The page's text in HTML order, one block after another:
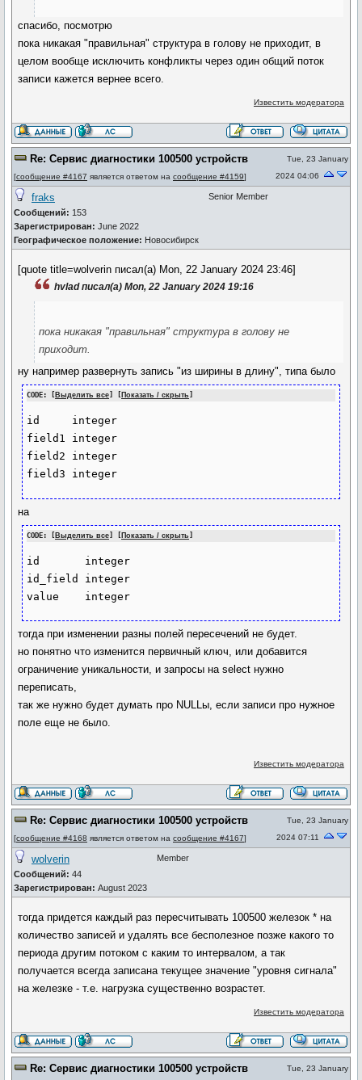
спасибо, посмотрю
пока никакая "правильная" структура в голову не приходит, в
целом вообще исключить конфликты через один общий поток
записи кажется вернее всего.
Известить модератора
Re: Сервис диагностики 100500 устройств
[сообщение #4167 является ответом на сообщение #4159]
Tue, 23 January
2024 04:06
fraks
Сообщений: 153
Зарегистрирован: June 2022
Географическое положение: Новосибирск
Senior Member
[quote title=wolverin писал(а) Mon, 22 January 2024 23:46]
hvlad писал(а) Mon, 22 January 2024 19:16
пока никакая "правильная" структура в голову не
приходит.
ну например развернуть запись "из ширины в длину", типа было
CODE: [ Выделить все] [ Показать / скрыть ]
id     integer
field1 integer
field2 integer
на
CODE: [ Выделить все Показать / скрыть
id       integer
id_field integer
тогда при изменении разны полей пересечений не будет.
но понятно что изменится первичный ключ, или добавится
ограничение уникальности, и запросы на select нужно
переписать,
так же нужно будет думать про NULLы, если записи про нужное
поле еще не было.
Известить модератора
Re: Сервис диагностики 100500 устройств
[сообщение #4168 является ответом на сообщение #4167]
Tue, 23 January
2024 07:11
wolverin
Сообщений: 44
Зарегистрирован: August 2023
Member
тогда придется каждый раз пересчитывать 100500 железок * на
количество записей и удалять все бесполезное позже какого то
периода другим потоком с каким то интервалом, а так
получается всегда записана текущее значение "уровня сигнала"
на железке - т.е. нагрузка существенно возрастет.
Известить модератора
Re: Сервис диагностики 100500 устройств
Tue, 23 January